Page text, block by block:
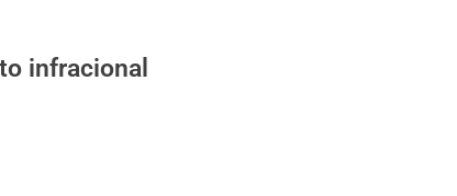
infracional